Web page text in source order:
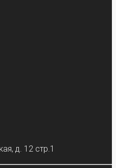
д. 12 стр.1